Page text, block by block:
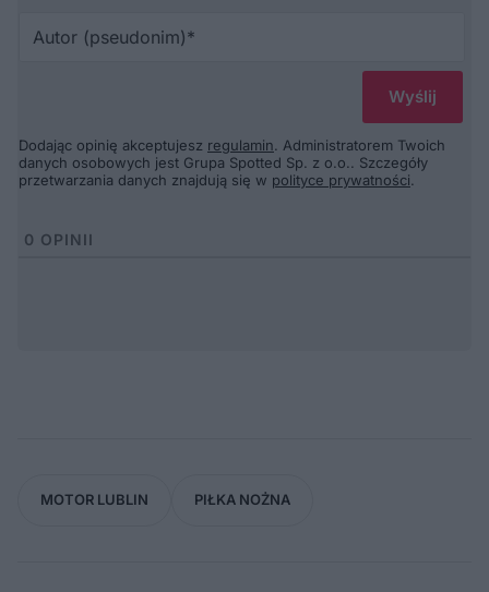
Dodając opinię akceptujesz regulamin. Administratorem Twoich
danych osobowych jest Grupa Spotted Sp. z o.o.. Szczegóły
przetwarzania danych znajdują się w polityce prywatności.
0 OPINII
MOTOR LUBLIN PIŁKA NOŻNA